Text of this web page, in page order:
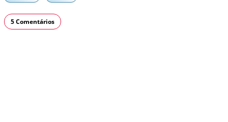
5 Comentários